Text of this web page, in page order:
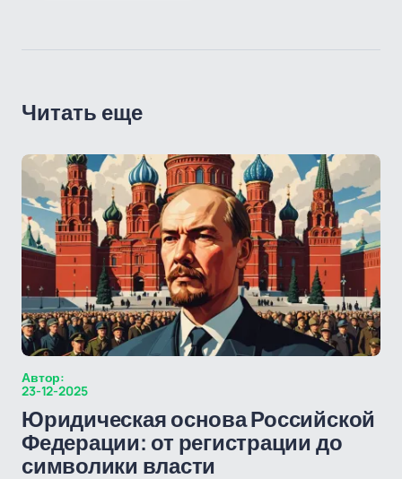
Читать еще
Автор:
23-12-2025
Юридическая основа Российской
Федерации: от регистрации до
символики власти